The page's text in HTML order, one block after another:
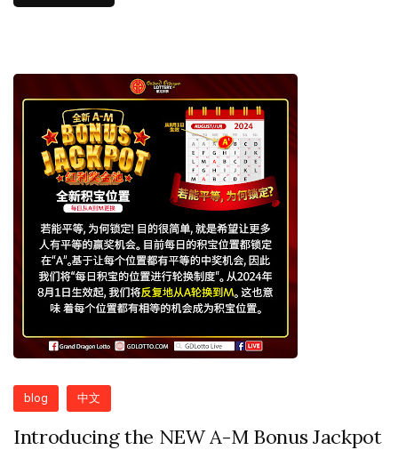
blog 中文
Introducing the NEW A-M Bonus Jackpot